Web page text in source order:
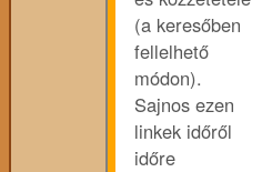
(a keresőben
fellelhető
módon).
Sajnos ezen
linkek időről
időre